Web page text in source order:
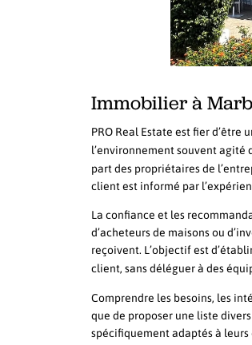
Immobilier à
PRO Real Estate est fier d’être
l’environnement souvent agité
part des propriétaires de
client est informé par
La confiance et les
d’acheteurs de maisons ou
reçoivent. L’objectif est
client, sans déléguer à des
Comprendre les besoins, les
que de proposer une liste
spécifiquement adaptés à